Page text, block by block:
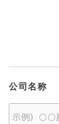
公司名称